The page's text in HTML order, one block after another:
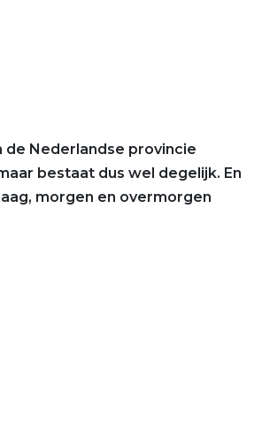
de Nederlandse provincie
bestaat dus wel degelijk. En
morgen en overmorgen